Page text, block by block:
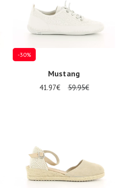
-30%
Mustang
41.97€ 59.95€